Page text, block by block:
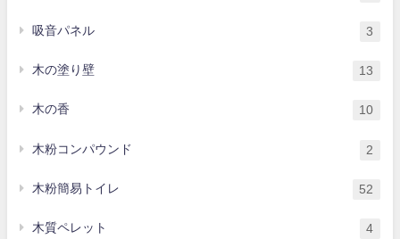
吸音パネル 3
木の塗り壁 13
木の香 10
木粉コンパウンド 2
木粉簡易トイレ 52
木質ペレット 4